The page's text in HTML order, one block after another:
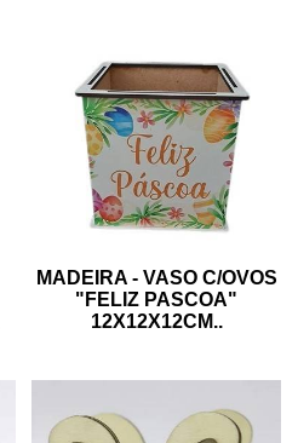
MADEIRA - VASO C/OVOS
"FELIZ PASCOA"
12X12X12CM..